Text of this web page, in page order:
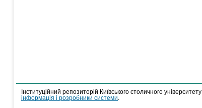
Інституційний репозиторій Київського столичного
інформація і розробники системи